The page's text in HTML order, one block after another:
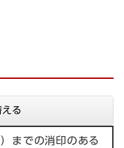
る
までの消印のある